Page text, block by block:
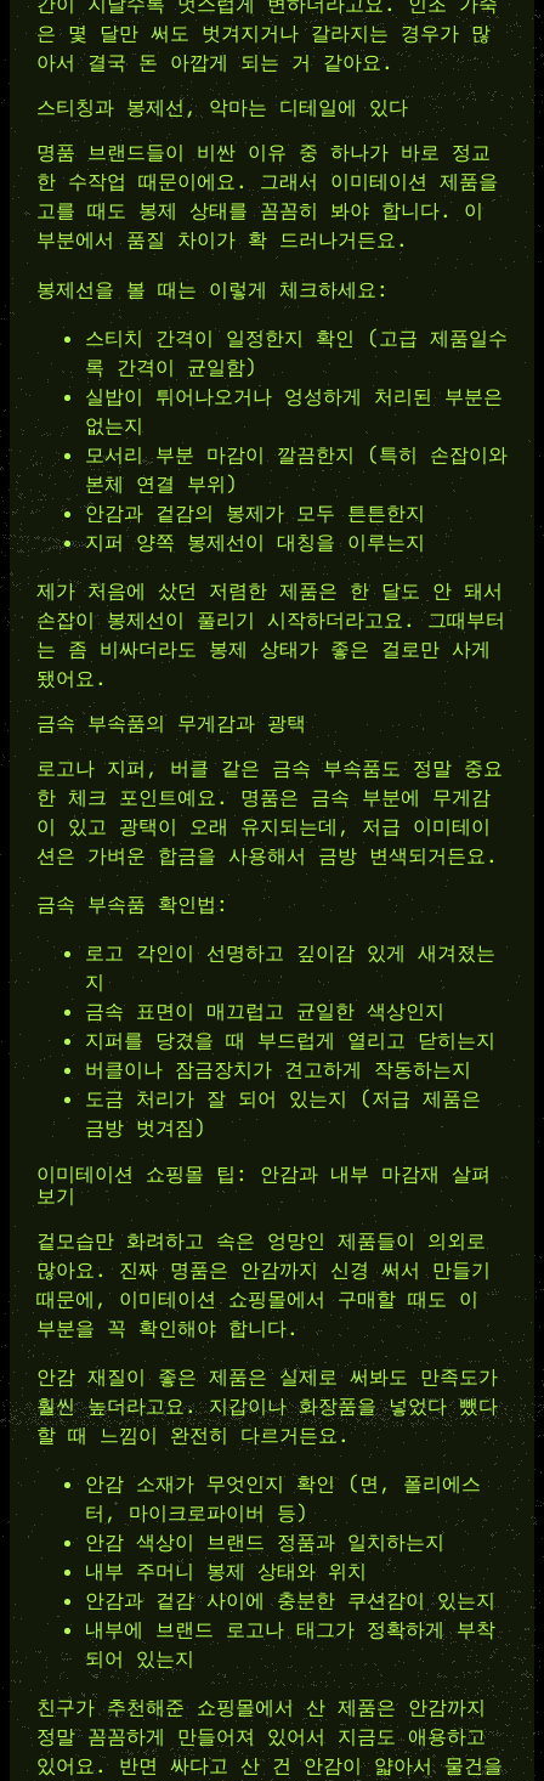
은 몇 달만 써도 벗겨지거나 갈라지는 경우가 많
아서 결국 돈 아깝게 되는 거 같아요.
스티칭과 봉제선, 악마는 디테일에 있다
명품 브랜드들이 비싼 이유 중 하나가 바로 정교
한 수작업 때문이에요. 그래서 이미테이션 제품을
고를 때도 봉제 상태를 꼼꼼히 봐야 합니다. 이
부분에서 품질 차이가 확 드러나거든요.
봉제선을 볼 때는 이렇게 체크하세요:
스티치 간격이 일정한지 확인 (고급 제품일수
록 간격이 균일함)
실밥이 튀어나오거나 엉성하게 처리된 부분은
없는지
모서리 부분 마감이 깔끔한지 (특히 손잡이와
본체 연결 부위)
안감과 겉감의 봉제가 모두 튼튼한지
지퍼 양쪽 봉제선이 대칭을 이루는지
제가 처음에 샀던 저렴한 제품은 한 달도 안 돼서
손잡이 봉제선이 풀리기 시작하더라고요. 그때부터
는 좀 비싸더라도 봉제 상태가 좋은 걸로만 사게
됐어요.
금속 부속품의 무게감과 광택
로고나 지퍼, 버클 같은 금속 부속품도 정말 중요
한 체크 포인트예요. 명품은 금속 부분에 무게감
이 있고 광택이 오래 유지되는데, 저급 이미테이
션은 가벼운 합금을 사용해서 금방 변색되거든요.
금속 부속품 확인법:
로고 각인이 선명하고 깊이감 있게 새겨졌는
지
금속 표면이 매끄럽고 균일한 색상인지
지퍼를 당겼을 때 부드럽게 열리고 닫히는지
버클이나 잠금장치가 견고하게 작동하는지
도금 처리가 잘 되어 있는지 (저급 제품은
금방 벗겨짐)
이미테이션 쇼핑몰 팁: 안감과 내부 마감재 살펴
보기
겉모습만 화려하고 속은 엉망인 제품들이 의외로
많아요. 진짜 명품은 안감까지 신경 써서 만들기
때문에, 이미테이션 쇼핑몰에서 구매할 때도 이
부분을 꼭 확인해야 합니다.
안감 재질이 좋은 제품은 실제로 써봐도 만족도가
훨씬 높더라고요. 지갑이나 화장품을 넣었다 뺐다
할 때 느낌이 완전히 다르거든요.
안감 소재가 무엇인지 확인 (면, 폴리에스
터, 마이크로파이버 등)
안감 색상이 브랜드 정품과 일치하는지
내부 주머니 봉제 상태와 위치
안감과 겉감 사이에 충분한 쿠션감이 있는지
내부에 브랜드 로고나 태그가 정확하게 부착
되어 있는지
친구가 추천해준 쇼핑몰에서 산 제품은 안감까지
정말 꼼꼼하게 만들어져 있어서 지금도 애용하고
있어요. 반면 싸다고 산 건 안감이 얇아서 물건을